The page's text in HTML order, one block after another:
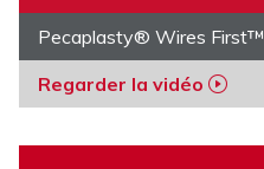
Pecaplasty® Wires First™
Regarder la vidéo